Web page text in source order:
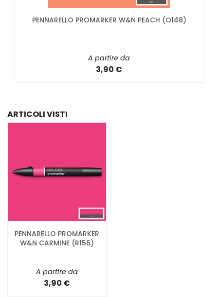
PENNARELLO PROMARKER W&N PEACH (O148)
A partire da
3,90 €
ARTICOLI VISTI
PENNARELLO PROMARKER
W&N CARMINE (R156)
A partire da
3,90 €